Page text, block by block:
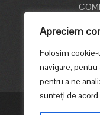
Apreciem
Folosim cookie-
navigare,
pentru a ne
sunteți de acord